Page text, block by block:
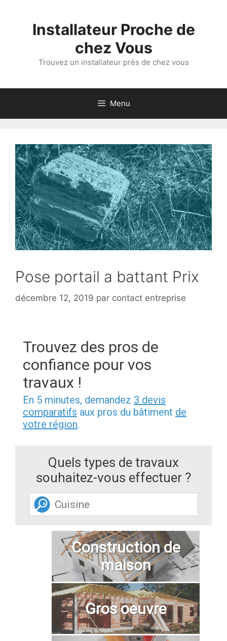
Installateur Proche de
chez Vous
Trouvez un installateur près de chez vous
Menu
Pose portail a battant Prix
décembre 12, 2019 par contact entreprise
Trouvez des pros de
confiance pour vos
travaux !
En 5 minutes, demandez 3 devis
comparatifs aux pros du bâtiment de
votre région.
Quels types de travaux
souhaitez-vous effectuer ?
Construction de
maison
Gros oeuvre